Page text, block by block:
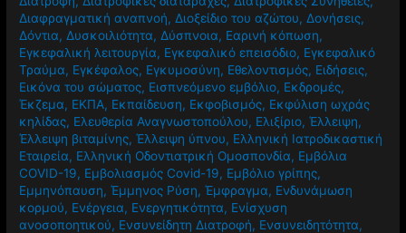
Διαφραγματική αναπνοή, Διοξείδιο του αζώτου, Δονήσεις,
Δόντια, Δυσκοιλιότητα, Δύσπνοια, Εαρινή κόπωση,
Εγκεφαλική λειτουργία, Εγκεφαλικό επεισόδιο, Εγκεφαλικό
Τραύμα, Εγκέφαλος, Εγκυμοσύνη, Εθελοντισμός, Ειδήσεις,
Εικόνα του σώματος, Εισπνεόμενο εμβόλιο, Εκδρομές,
Έκζεμα, ΕΚΠΑ, Εκπαίδευση, Εκφοβισμός, Εκφύλιση ωχράς
κηλίδας, Ελευθερία Αναγνωστοπούλου, Ελιξίριο,Έλλειψη,
Έλλειψη βιταμίνης,Έλλειψη ύπνου, Ελληνική Ιατροδικαστική
Εταιρεία, Ελληνική Οδοντιατρική Ομοσπονδία, Εμβόλια
COVID-19, Εμβολιασμός Covid-19, Εμβόλιο γρίπης,
Εμμηνόπαυση,Έμμηνος Ρύση,Έμφραγμα, Ενδυνάμωση
κορμού, Ενέργεια, Ενεργητικότητα, Ενίσχυση
ανοσοποητικού, Ενσυνείδητη Διατροφή, Ενσυνειδητότητα,